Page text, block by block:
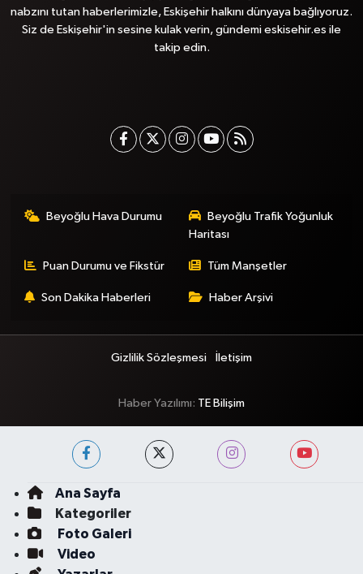
nabzını tutan haberlerimizle, Eskişehir halkını dünyaya bağlıyoruz.
Siz de Eskişehir'in sesine kulak verin, gündemi eskisehir.es ile
takip edin.
Beyoğlu Hava Durumu
Beyoğlu Trafik Yoğunluk
Haritası
Puan Durumu ve Fikstür Tüm Manşetler
Son Dakika Haberleri Haber Arşivi
Gizlilik Sözleşmesi İletişim
Haber Yazılımı: TE Bilişim
Ana Sayfa
Kategoriler
Foto Galeri
Video